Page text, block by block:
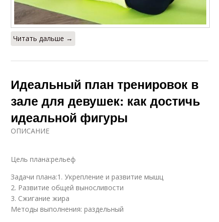
Читать дальше →
Идеальный план тренировок в
зале для девушек: как достичь
идеальной фигуры
ОПИСАНИЕ
Цель плана:рельеф
Задачи плана:1. Укрепление и развитие мышц
2. Развитие общей выносливости
3. Сжигание жира
Методы выполнения: раздельный